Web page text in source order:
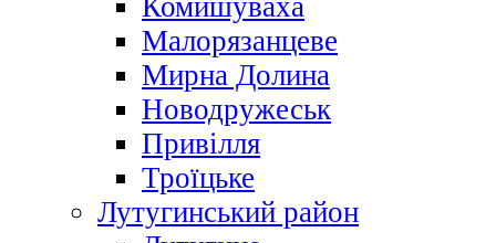
Комишуваха
Малорязанцеве
Мирна Долина
Новодружеськ
Привілля
Троїцьке
Лутугинський район